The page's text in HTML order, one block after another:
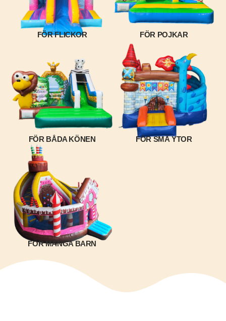
FÖR FLICKOR FÖR POJKAR
FÖR BÅDA KÖNEN FÖR SMÅ YTOR
FÖR MÅNGA BARN